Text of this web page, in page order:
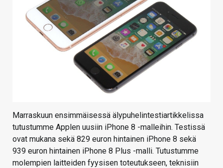
Marraskuun ensimmäisessä älypuhelintestiartikkelissa
tutustumme Applen uusiin iPhone 8 -malleihin. Testissä
ovat mukana sekä 829 euron hintainen iPhone 8 sekä
939 euron hintainen iPhone 8 Plus -malli. Tutustumme
molempien laitteiden fyysisen toteutukseen, teknisiin